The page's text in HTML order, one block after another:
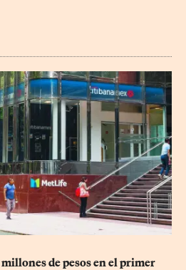
millones de pesos en el primer